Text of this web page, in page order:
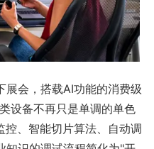
展会，搭载AI功能的消费级
设备不再只是单调的单色
、智能切片算法、自动调